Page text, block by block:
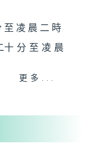
至 凌 晨 二 時
十 分 至 凌 晨
林玉琴、陳
更多...